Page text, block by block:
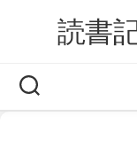
読書